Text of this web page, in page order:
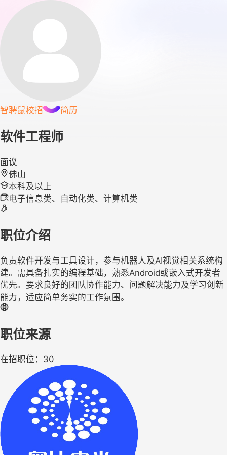
智聘鼠校招 简历
软件工程师
面议
佛山
本科及以上
电子信息类、自动化类、计算机类
职位介绍
负责软件开发与工具设计，参与机器人及AI视觉相关系统构
建。需具备扎实的编程基础，熟悉Android或嵌入式开发者
优先。要求良好的团队协作能力、问题解决能力及学习创新
能力，适应简单务实的工作氛围。
职位来源
在招职位：30